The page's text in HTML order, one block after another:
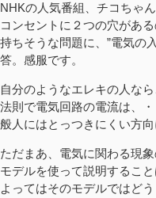
NHKの人気番組、チコちゃ
コンセントに２つの穴があ
持ちそうな問題に、”電気の
答。感服です。
自分のようなエレキの人な
法則で電気回路の電流は、
般人にはとっつきにくい方向
ただまあ、電気に関わる現
モデルを使って説明するこ
よってはそのモデルではど